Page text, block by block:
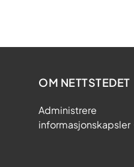
OM NETTSTEDET
Administrere
informasjonskapsler